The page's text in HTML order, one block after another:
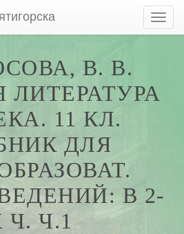
В. В.
ЛИТЕРАТУРА
11 КЛ.
ДЛЯ
В 2-
Ч. Ч.1